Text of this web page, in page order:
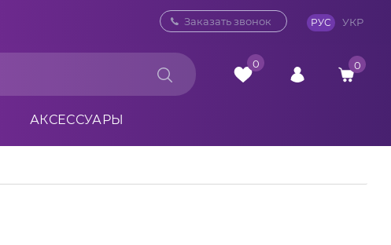
0 800 33 10 32
Заказать звонок РУС УКР
0 0
АКСЕССУАРЫ